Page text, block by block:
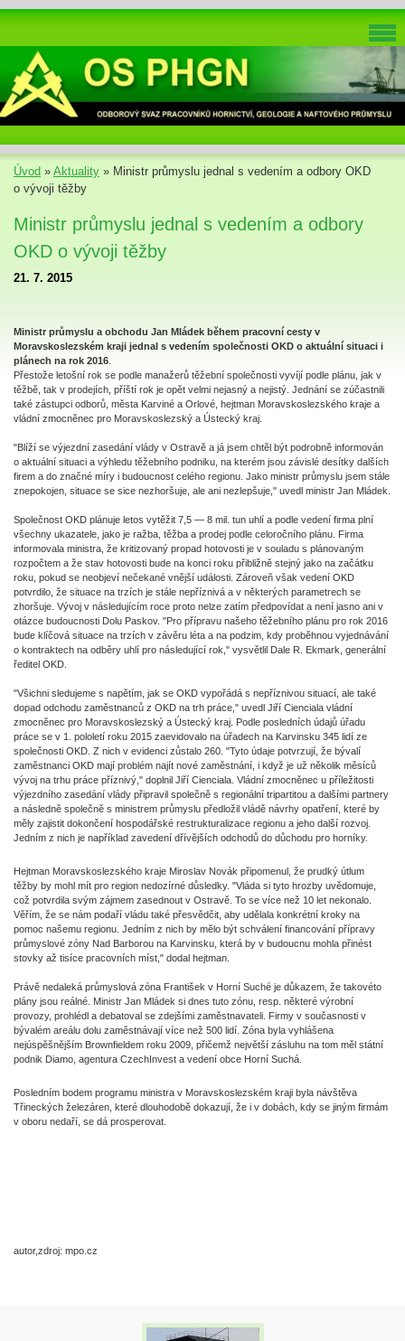
Úvod » Aktuality » Ministr průmyslu jednal s vedením a odbory OKD
o vývoji těžby
Ministr průmyslu jednal s vedením a odbory
OKD o vývoji těžby
21. 7. 2015
Ministr průmyslu a obchodu Jan Mládek během pracovní cesty v
Moravskoslezském kraji jednal s vedením společnosti OKD o aktuální situaci i
plánech na rok 2016
Přestože letošní rok se podle manažerů těžební společnosti vyvíjí podle plánu, jak v
těžbě, tak v prodejích, příští rok je opět velmi nejasný a nejistý. Jednání se zúčastnili
také zástupci odborů, města Karviné a Orlové, hejtman Moravskoslezského kraje a
vládní zmocněnec pro Moravskoslezský a Ústecký kraj.
"Blíží se výjezdní zasedání vlády v Ostravě a já jsem chtěl být podrobně informován
o aktuální situaci a výhledu těžebního podniku, na kterém jsou závislé desítky dalších
firem a do značné míry i budoucnost celého regionu. Jako ministr průmyslu jsem stále
znepokojen, situace se sice nezhoršuje, ale ani nezlepšuje," uvedl ministr Jan Mládek.
Společnost OKD plánuje letos vytěžit 7,5 — 8 mil. tun uhlí a podle vedení firma plní
všechny ukazatele, jako je ražba, těžba a prodej podle celoročního plánu. Firma
informovala ministra, že kritizovaný propad hotovosti je v souladu s plánovaným
rozpočtem a že stav hotovosti bude na konci roku přibližně stejný jako na začátku
roku, pokud se neobjeví nečekané vnější události. Zároveň však vedení OKD
potvrdilo, že situace na trzích je stále nepříznivá a v některých parametrech se
zhoršuje. Vývoj v následujícím roce proto nelze zatím předpovídat a není jasno ani v
otázce budoucnosti Dolu Paskov. "Pro přípravu našeho těžebního plánu pro rok 2016
bude klíčová situace na trzích v závěru léta a na podzim, kdy proběhnou vyjednávání
o kontraktech na odběry uhlí pro následující rok," vysvětlil Dale R. Ekmark, generální
ředitel OKD.
"Všichni sledujeme s napětím, jak se OKD vypořádá s nepříznivou situací, ale také
dopad odchodu zaměstnanců z OKD na trh práce," uvedl Jiří Cienciala vládní
zmocněnec pro Moravskoslezský a Ústecký kraj. Podle posledních údajů úřadu
práce se v 1. pololetí roku 2015 zaevidovalo na úřadech na Karvinsku 345 lidí ze
společnosti OKD. Z nich v evidenci zůstalo 260. "Tyto údaje potvrzují, že bývalí
zaměstnanci OKD mají problém najít nové zaměstnání, i když je už několik měsíců
vývoj na trhu práce příznivý," doplnil Jiří Cienciala. Vládní zmocněnec u příležitosti
výjezdního zasedání vlády připravil společně s regionální tripartitou a dalšími partnery
a následně společně s ministrem průmyslu předložil vládě návrhy opatření, které by
měly zajistit dokončení hospodářské restrukturalizace regionu a jeho další rozvoj.
Jedním z nich je například zavedení dřívějších odchodů do důchodu pro horníky.
Hejtman Moravskoslezského kraje Miroslav Novák připomenul, že prudký útlum
těžby by mohl mít pro region nedozírné důsledky. "Vláda si tyto hrozby uvědomuje,
což potvrdila svým zájmem zasednout v Ostravě. To se více než 10 let nekonalo.
Věřím, že se nám podaří vládu také přesvědčit, aby udělala konkrétní kroky na
pomoc našemu regionu. Jedním z nich by mělo být schválení financování přípravy
průmyslové zóny Nad Barborou na Karvinsku, která by v budoucnu mohla přinést
stovky až tisíce pracovních míst," dodal hejtman.
Právě nedaleká průmyslová zóna František v Horní Suché je důkazem, že takovéto
plány jsou reálné. Ministr Jan Mládek si dnes tuto zónu, resp. některé výrobní
provozy, prohlédl a debatoval se zdejšími zaměstnavateli. Firmy v současnosti v
bývalém areálu dolu zaměstnávají více než 500 lidí. Zóna byla vyhlášena
nejúspěšnějším Brownfieldem roku 2009, přičemž největší zásluhu na tom měl státní
podnik Diamo, agentura CzechInvest a vedení obce Horní Suchá.
Posledním bodem programu ministra v Moravskoslezském kraji byla návštěva
Třineckých železáren, které dlouhodobě dokazují, že i v dobách, kdy se jiným firmám
v oboru nedaří, se dá prosperovat.
autor,zdroj: mpo.cz